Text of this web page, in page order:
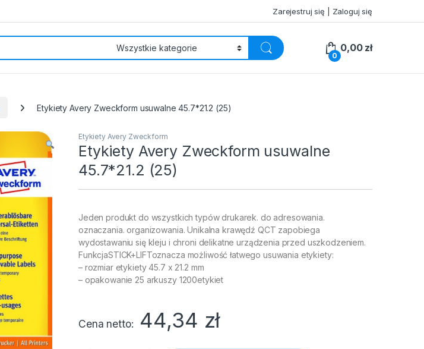
Zarejestruj się | Zaloguj się
0
0,00 zł
Etykiety Avery Zweckform usuwalne 45.7*21.2 (25)
Etykiety Avery Zweckform
Etykiety Avery Zweckform usuwalne
45.7*21.2 (25)
Jeden produkt do wszystkich typów drukarek. do adresowania.
oznaczania. organizowania. Unikalna krawędź QCT zapobiega
wydostawaniu się kleju i chroni delikatne urządzenia przed uszkodzeniem.
FunkcjaSTICK+LIFToznacza możliwość łatwego usuwania etykiety:
– rozmiar etykiety 45.7 x 21.2 mm
– opakowanie 25 arkuszy 1200etykiet
Cena netto 44,34 zł